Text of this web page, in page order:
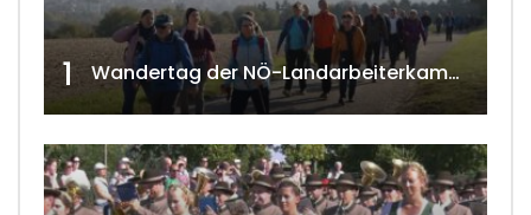
1 Wandertag der NÖ-Landarbeiterkammer in Hollabrunn 2024